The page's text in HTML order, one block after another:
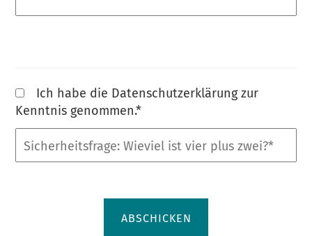
Ich
habe
die
Datenschutzerklärung
zur
Ich habe die Datenschutzerklärungzur
Kenntnis genommen.*
Sicherheitsfrage:
Wieviel
ABSCHICKEN